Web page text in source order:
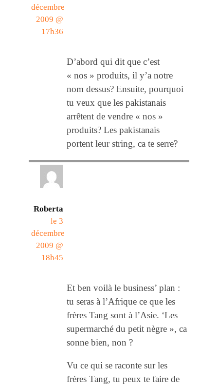
décembre
2009 @
17h36
D’abord qui dit que c’est
« nos » produits, il y’a notre
nom dessus? Ensuite, pourquoi
tu veux que les pakistanais
arrêtent de vendre « nos »
produits? Les pakistanais
portent leur string, ca te serre?
Roberta
le 3
décembre
2009 @
18h45
Et ben voilà le business’ plan :
tu seras à l’Afrique ce que les
frères Tang sont à l’Asie. ‘Les
supermarché du petit nègre », ca
sonne bien, non ?
Vu ce qui se raconte sur les
frères Tang, tu peux te faire de